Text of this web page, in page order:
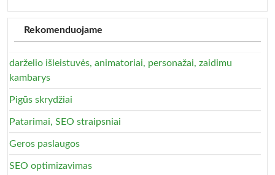
Rekomenduojame
darželio išleistuvės, animatoriai, personažai, zaidimu
kambarys
Pigūs skrydžiai
Patarimai, SEO straipsniai
Geros paslaugos
SEO optimizavimas